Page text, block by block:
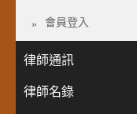
會員登入
律師通訊
律師名錄